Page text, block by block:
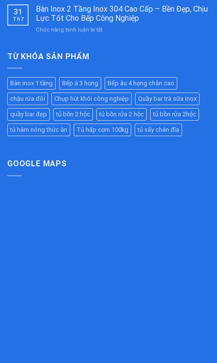
Bền
Bỉ
Cho
Nhà
Nghiệp
Inox
304
Cao
Quả
Cho
Nhà
Hàng,
Bếp
Ăn
Công
Mỡ
Inox
304
Công
Giải
Pháp
Chống
Tắc
Đường
Ống
Hiệu
Quả
31
Th7
Bàn Inox 2 Tầng Inox 304 Cao Cấp – Bền Đẹp, Chịu
Lực Tốt Cho Bếp Công Nghiệp
Chức năng bình luận bị tắtở
304
Cao
Cấp
–
Bền
Đẹp,
Chịu
Lực
TỪ KHÓA SẢN PHẨM
Bàn inox 1 tầng Bếp á 3 họng Bếp âu 4 họng chân cao
chậu rửa đôi Chụp hút khói công nghiệp Quầy bar trà sữa inox
quầy bar đẹp tủ bồn 2 hộc tủ bồn rửa 2 hộc tủ bồn rửa 2hộc
tủ hâm nóng thức ăn Tủ hấp cơm 100kg tủ sấy chén đĩa
GOOGLE MAPS